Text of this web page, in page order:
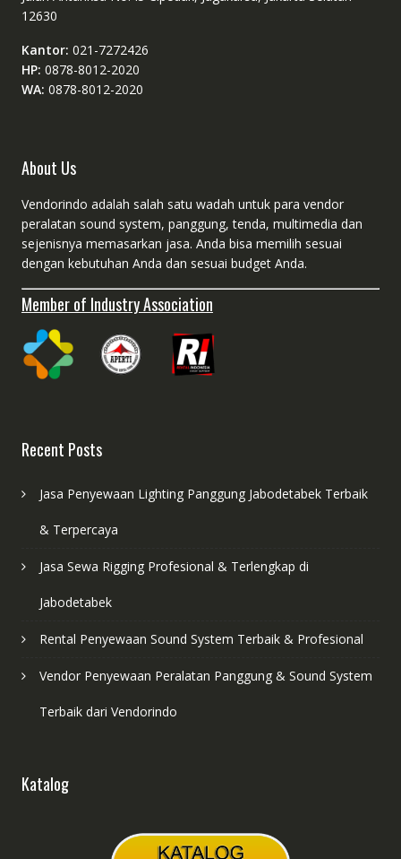
12630
Kantor: 021-7272426
HP: 0878-8012-2020
WA: 0878-8012-2020
About Us
Vendorindo adalah salah satu wadah untuk para vendor
peralatan sound system, panggung, tenda, multimedia dan
sejenisnya memasarkan jasa. Anda bisa memilih sesuai
dengan kebutuhan Anda dan sesuai budget Anda.
Member of Industry Association
Recent Posts
Jasa Penyewaan Lighting Panggung Jabodetabek Terbaik
& Terpercaya
Jasa Sewa Rigging Profesional & Terlengkap di
Jabodetabek
Rental Penyewaan Sound System Terbaik & Profesional
Vendor Penyewaan Peralatan Panggung & Sound System
Terbaik dari Vendorindo
Katalog